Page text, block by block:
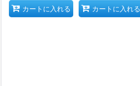
カートに入れる カートに入れる